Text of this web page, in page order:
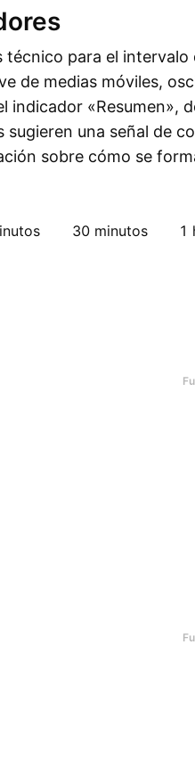
técnico para el intervalo
de medias móviles,
indicador «Resumen»,
una señal de
sobre cómo se
30 minutos 1